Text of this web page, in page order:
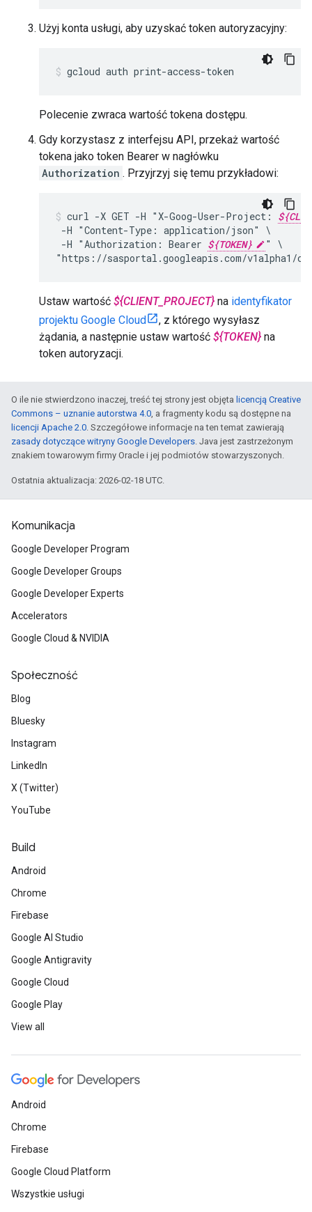
Użyj konta usługi, aby uzyskać token autoryzacyjny:
gcloud auth print-access-token
Polecenie zwraca wartość tokena dostępu.
Gdy korzystasz z interfejsu API, przekaż wartość
tokena jako token Bearer w nagłówku
Authorization . Przyjrzyj się temu przykładowi:
curl -X GET -H "X-Goog-User-Project:
-H "Content-Type: application/json"
-H "Authorization: Bearer ${TOKEN} "
\
"https://sasportal.googleapis.com/v1alpha1/
Ustaw wartość ${CLIENT_PROJECT} na identyfikator
projektu Google Cloud
, z którego wysyłasz
żądania, a następnie ustaw wartość ${TOKEN} na
token autoryzacji.
O ile nie stwierdzono inaczej, treść tej strony jest objęta licencją Creative
Commons – uznanie autorstwa 4.0, a fragmenty kodu są dostępne na
licencji Apache 2.0. Szczegółowe informacje na ten temat zawierają
zasady dotyczące witryny Google Developers. Java jest zastrzeżonym
znakiem towarowym firmy Oracle i jej podmiotów stowarzyszonych.
Ostatnia aktualizacja: 2026-02-18 UTC.
Komunikacja
Google Developer Program
Google Developer Groups
Google Developer Experts
Accelerators
Google Cloud & NVIDIA
Społeczność
Blog
Bluesky
Instagram
LinkedIn
X (Twitter)
YouTube
Build
Android
Chrome
Firebase
Google AI Studio
Google Antigravity
Google Cloud
Google Play
View all
Android
Chrome
Firebase
Google Cloud Platform
Wszystkie usługi